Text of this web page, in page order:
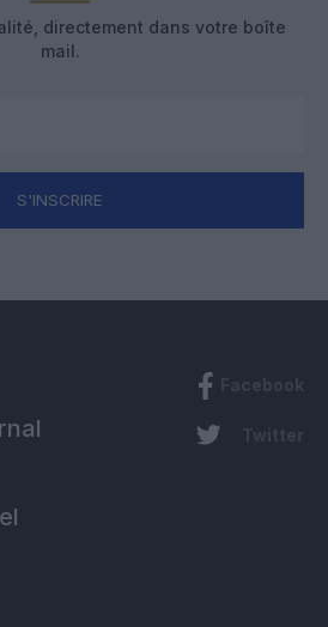
directement dans votre boîte
mail.
S'INSCRIRE